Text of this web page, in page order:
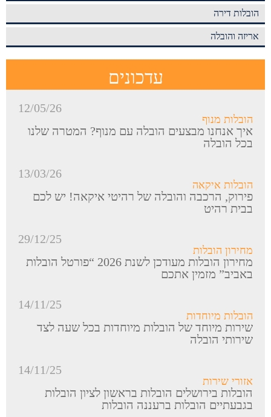
הובלות דירה
אריזה והובלה
עדכונים
12/05/26
הובלות מנוף
איך אנחנו מבצעים הובלה עם מנוף? המטרה שלנו
בכל הובלה
13/03/26
הובלות איקאה
פירוק, הרכבה והובלה של רהיטי איקאה! יש לכם
בבית רהיט
29/12/25
מחירון הובלות
מחירון הובלות מעודכן לשנת 2026 “פורטל הובלות
באביב” מזמין אתכם
14/11/25
הובלות מיוחדות
שירות מיוחד של הובלות מיוחדות בכל שעה לצד
שירותי הובלה
14/11/25
אזורי שירות
הובלות בירושלים הובלות בראשון לציון הובלות
בגבעתיים הובלות ברעננה הובלות